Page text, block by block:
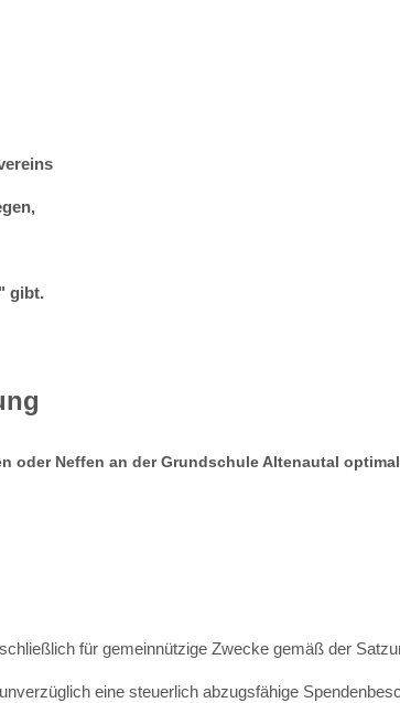
gibt.
oder Neffen an derGrundschule Altenautal
für gemeinnützige Zwecke gemäß der
eine steuerlich abzugsfähige